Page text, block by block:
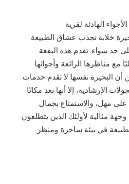
الهادئة لقرية
خلابة تجذب عشاق الطبيعة
حد سواء. تقدم هذه البقعة
مع مناظرها الرائعة وأجوائها
أن البحيرة نفسها لا تقدم خدمات
الإرشادية، إلا أنها تعد مكانًا
على مهل، والاستمتاع بجمال
مثالية لأولئك الذين يتطلعون
في بيئة ساحرة ومنظر